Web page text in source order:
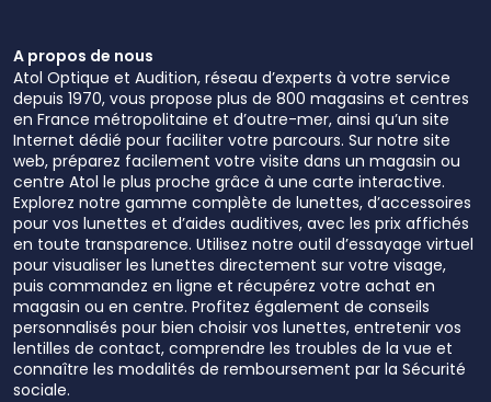
A propos de nous
Atol Optique et Audition, réseau d’experts à votre service
depuis 1970, vous propose plus de 800 magasins et centres
en France métropolitaine et d’outre-mer, ainsi qu’un site
Internet dédié pour faciliter votre parcours. Sur notre site
web, préparez facilement votre visite dans un magasin ou
centre Atol le plus proche grâce à une carte interactive.
Explorez notre gamme complète de lunettes, d’accessoires
pour vos lunettes et d’aides auditives, avec les prix affichés
en toute transparence. Utilisez notre outil d’essayage virtuel
pour visualiser les lunettes directement sur votre visage,
puis commandez en ligne et récupérez votre achat en
magasin ou en centre. Profitez également de conseils
personnalisés pour bien choisir vos lunettes, entretenir vos
lentilles de contact, comprendre les troubles de la vue et
connaître les modalités de remboursement par la Sécurité
sociale.